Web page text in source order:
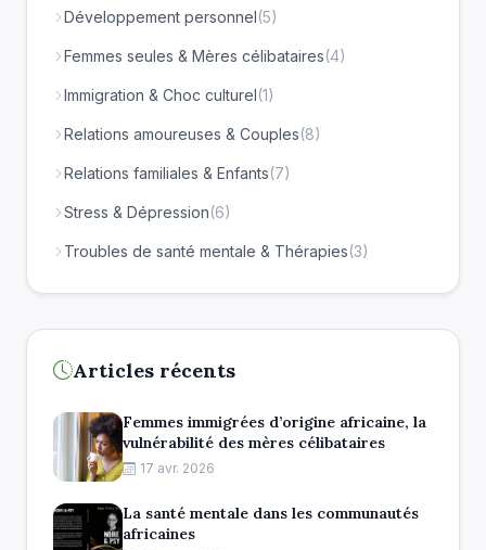
Développement personnel(5)
Femmes seules & Mères célibataires(4)
Immigration & Choc culturel(1)
Relations amoureuses & Couples(8)
Relations familiales & Enfants(7)
Stress & Dépression(6)
Troubles de santé mentale & Thérapies(3)
Articles récents
Femmes immigrées d’origine africaine, la
vulnérabilité des mères célibataires
17 avr. 2026
La santé mentale dans les communautés
africaines